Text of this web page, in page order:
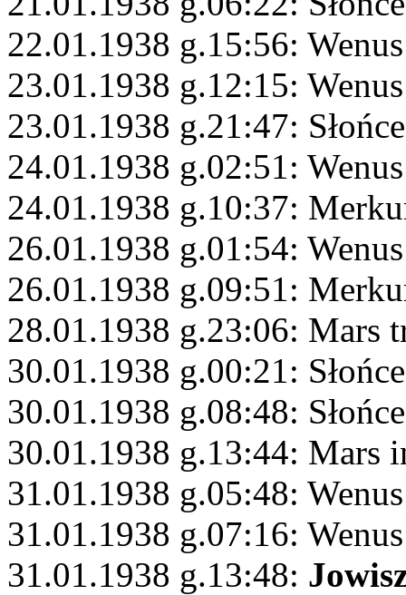
22.01.1938 g.15:56:
23.01.1938 g.12:15:
23.01.1938 g.21:47:
24.01.1938 g.02:51:
24.01.1938 g.10:37:
26.01.1938 g.01:54:
26.01.1938 g.09:51:
28.01.1938 g.23:06: Mars
30.01.1938 g.00:21:
30.01.1938 g.08:48:
30.01.1938 g.13:44: Mars
31.01.1938 g.05:48:
31.01.1938 g.07:16:
31.01.1938 g.13:48: